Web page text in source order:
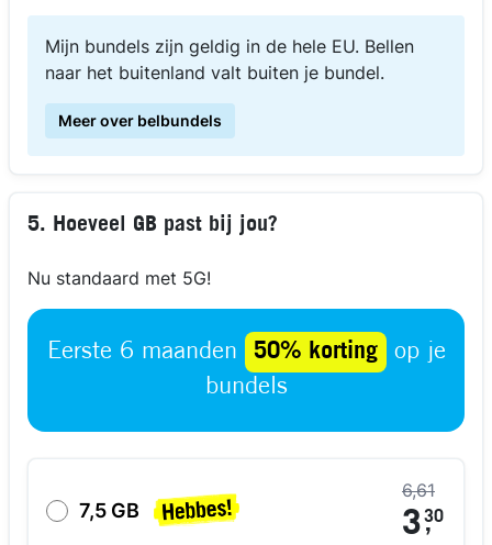
Mijn bundels zijn geldig in de hele EU. Bellen
naar het buitenland valt buiten je bundel.
Meer over belbundels
5. Hoeveel GB past bij jou?
Nu standaard met 5G!
Eerste 6 maanden 50% korting
op je
bundels
7,5 GB
6,61
3,
30